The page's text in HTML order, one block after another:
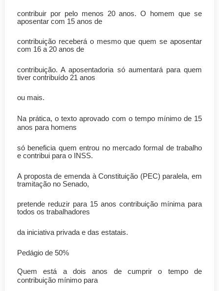
contribuir por pelo menos 20 anos. O homem que se
aposentar com 15 anos de
contribuição receberá o mesmo que quem se aposentar
com 16 a 20 anos de
contribuição. A aposentadoria só aumentará para quem
tiver contribuído 21 anos
ou mais.
Na prática, o texto aprovado com o tempo mínimo de 15
anos para homens
só beneficia quem entrou no mercado formal de trabalho
e contribui para o INSS.
A proposta de emenda à Constituição (PEC) paralela, em
tramitação no Senado,
pretende reduzir para 15 anos contribuição mínima para
todos os trabalhadores
da iniciativa privada e das estatais.
Pedágio de 50%
Quem está a dois anos de cumprir o tempo de
contribuição mínimo para